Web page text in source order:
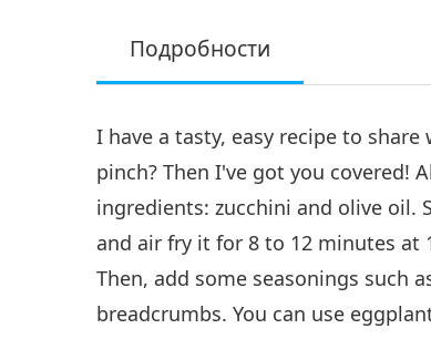
Подробности
I have a tasty, easy recipe to
pinch? Then I've got you covered!
ingredients: zucchini and olive oil.
and air fry it for 8 to 12 minutes at
Then, add some seasonings such
breadcrumbs. You can use